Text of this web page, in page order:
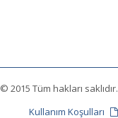
© 2015 Tüm hakları saklıdır.
Kullanım Koşulları